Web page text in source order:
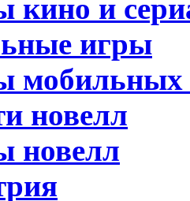
кино и
игры
мобильных
новелл
новелл